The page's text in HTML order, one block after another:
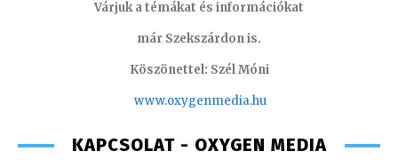
Várjuk a témákat és információkat
már Szekszárdon is.
Köszönettel: Szél Móni
www.oxygenmedia.hu
KAPCSOLAT - OXYGEN MEDIA